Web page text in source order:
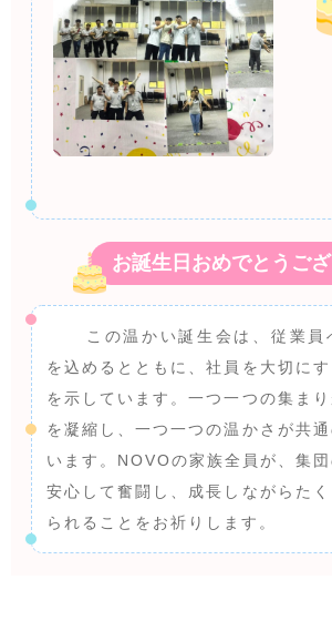
お誕生日おめでとうご
この温かい誕生会は、従業員
を込めるとともに、社員を大切に
を示しています。一つ一つの集ま
を凝縮し、一つ一つの温かさが共
います。NOVOの家族全員が、集
安心して奮闘し、成長しながらた
られることをお祈りします。